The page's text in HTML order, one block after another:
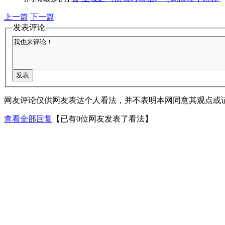
上一篇 下一篇
发表评论
网友评论仅供网友表达个人看法，并不表明本网同意其观点或
查看全部回复 【已有0位网友发表了看法】